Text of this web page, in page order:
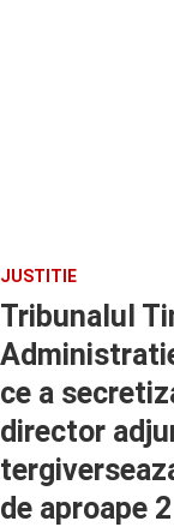
JUSTITIE
Tribunalul
ce a
director
de aproape